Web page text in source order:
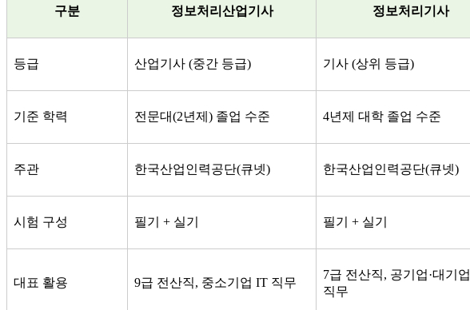
구분 정보처리산업기사 정보처리기사
등급 산업기사 (중간 등급) 기사 (상위 등급)
기준 학력 전문대(2년제 ) 졸업 수준 4년제 대학 졸업 수준
주관 한국산업인력공단(큐넷) 한국산업인력공단(큐넷)
시험 구성 필기 + 실기 필기 + 실기
대표 활용 9급 전산직, 중소기업 IT 직무
7급 전산직, 공기업·대기업
직무